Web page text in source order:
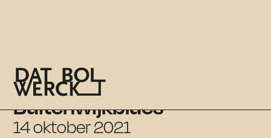
Hoexum & Stokes:
Buitenwijkblues
14 oktober 2021